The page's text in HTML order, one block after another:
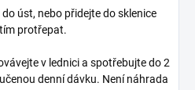
úst, nebo přidejte do sklenice
protřepat.
v lednici a spotřebujte do 2
denní dávku. Není náhrada